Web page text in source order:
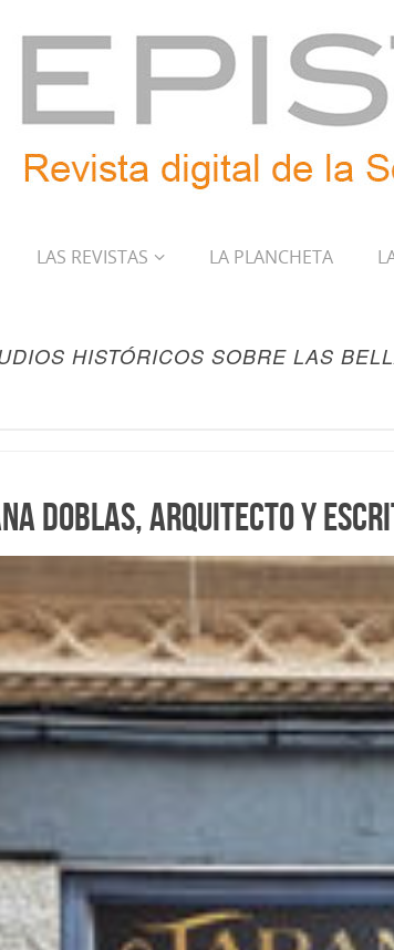
LAS REVISTAS LA PLANCHETA
HISTÓRICOS SOBRE LAS
Doblas, arquitecto y